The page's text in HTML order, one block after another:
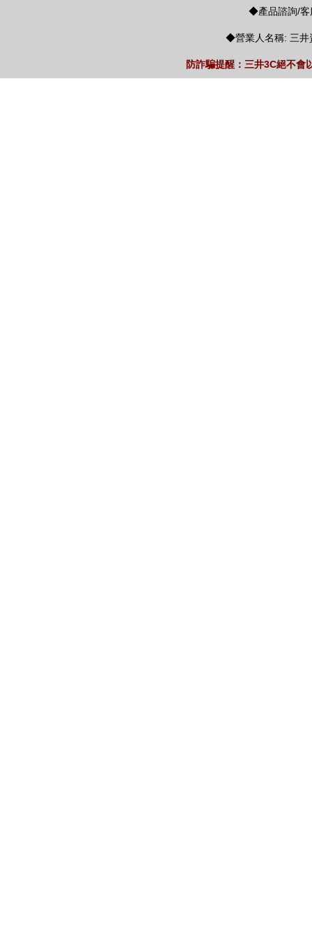
◆產品諮詢/客
◆營業人名稱: 三井
防詐騙提醒：三井3C絕不會